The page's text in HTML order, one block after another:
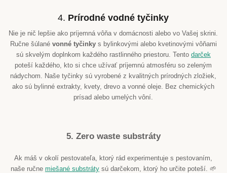
4. Prírodné vodné tyčinky
Nie je nič lepšie ako príjemná vôňa v domácnosti alebo vo Vašej skrini.
Ručne šúlané vonné tyčinkys bylinkovými alebo kvetinovými vôňami
sú skvelým doplnkom každého rastlinného priestoru. Tento darček
poteší každého, kto si chce užívať príjemnú atmosféru so zeleným
nádychom. Naše tyčinky sú vyrobené z kvalitných prírodných zložiek,
ako sú bylinné extrakty, kvety, drevo a vonné oleje. Bez chemických
prísad alebo umelých vôní.
5. Zero waste substráty
Ak máš v okolí pestovateľa, ktorý rád experimentuje s pestovaním,
naše ručne miešané substrátysú darčekom, ktorý ho určite poteší. 🌱